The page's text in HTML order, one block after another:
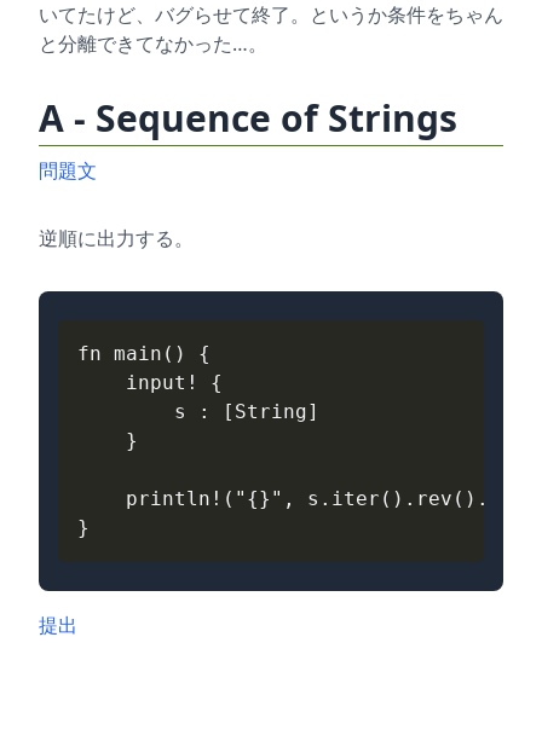
いてたけど、バグらせて終了。というか条件をちゃん
と分離できてなかった…。
A - Sequence of Strings
問題文
逆順に出力する。
fn main ()
{
input !
{
s
: [ String]
}
println ! ( "{}" , s . iter (). rev ().
}
提出